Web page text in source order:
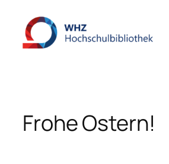
Inhalt
springen
Frohe Ostern!